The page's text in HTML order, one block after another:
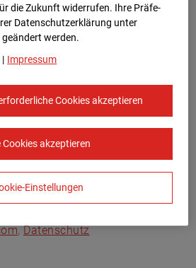
Kommunikation Internet/Neue
,Datenschutz
die Zukunft widerrufen. Ihre Prä­fe­
Datenschutzerklärung unter
geändert werden.
| Impressum
Cookies akzeptieren
Cookies akzeptieren
Einstellungen